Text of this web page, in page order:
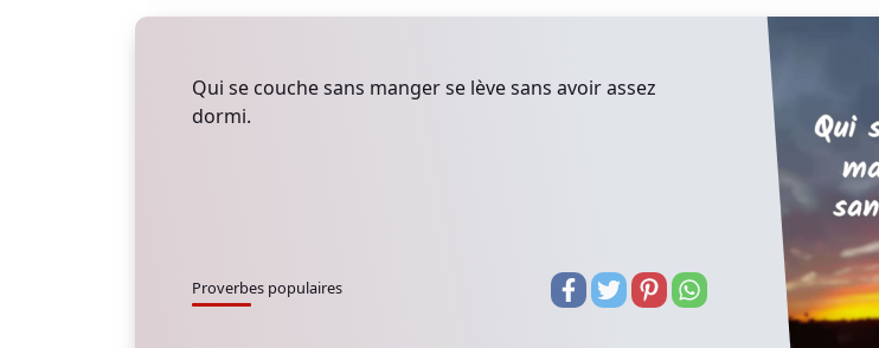
Qui se couche sans manger se lève sans avoir assez
dormi.
Proverbes populaires